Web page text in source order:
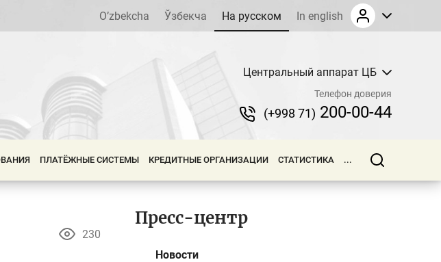
O’zbekcha Ўзбекча На русском In english
Центральный аппарат ЦБ
Телефон доверия
(+998 71) 200-00-44
ПЛАТЁЖНЫЕ СИСТЕМЫ КРЕДИТНЫЕ ОРГАНИЗАЦИИ СТАТИСТИКА ...
230
Пресс-центр
Новости